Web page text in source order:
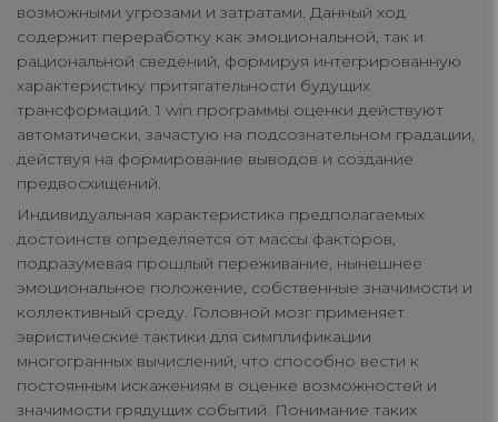
возможными угрозами и затратами. Данный ход
содержит переработку как эмоциональной, так и
рациональной сведений, формируя интегрированную
характеристику притягательности будущих
трансформаций. 1 win программы оценки действуют
автоматически, зачастую на подсознательном градации,
действуя на формирование выводов и создание
предвосхищений.
Индивидуальная характеристика предполагаемых
достоинств определяется от массы факторов,
подразумевая прошлый переживание, нынешнее
эмоциональное положение, собственные значимости и
коллективный среду. Головной мозг применяет
эвристические тактики для симплификации
многогранных вычислений, что способно вести к
постоянным искажениям в оценке возможностей и
значимости грядущих событий. Понимание таких
Targeting Cookies